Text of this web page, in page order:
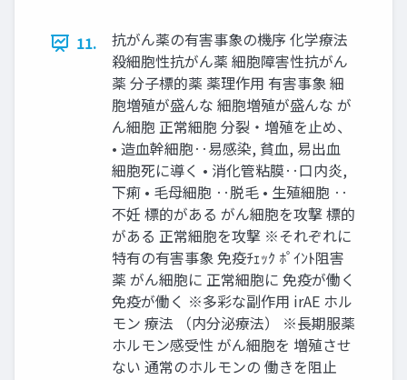
11.
抗がん薬の有害事象の機序 化学療法
殺細胞性抗がん薬 細胞障害性抗がん
薬 分子標的薬 薬理作用 有害事象 細
胞増殖が盛んな 細胞増殖が盛んな が
ん細胞 正常細胞 分裂・増殖を止め、
• 造血幹細胞‥易感染, 貧血, 易出血
細胞死に導く • 消化管粘膜‥口内炎,
下痢 • 毛母細胞 ‥脱毛 • 生殖細胞 ‥
不妊 標的がある がん細胞を攻撃 標的
がある 正常細胞を攻撃 ※それぞれに
特有の有害事象 免疫ﾁｪｯｸ ﾎﾟｲﾝﾄ阻害
薬 がん細胞に 正常細胞に 免疫が働く
免疫が働く ※多彩な副作用 irAE ホル
モン 療法 （内分泌療法） ※長期服薬
ホルモン感受性 がん細胞を 増殖させ
ない 通常のホルモンの 働きを阻止